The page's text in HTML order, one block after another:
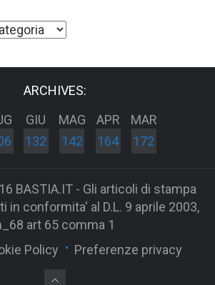
ARCHIVES:
GIU
132
MAG
142
APR
164
MAR
172
BASTIA.IT - Gli articoli di stampa
in conformita' al D.L. 9 aprile 2003,
art 65 comma 1
Policy Preferenze privacy